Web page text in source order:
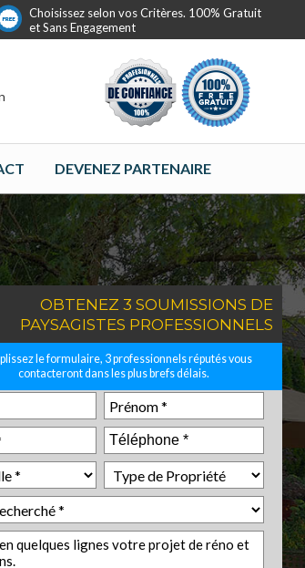
Choisissez selon vos Critères. 100% Gratuit
et Sans Engagement
DEVENEZ PARTENAIRE
OBTENEZ 3 SOUMISSIONS DE
PAYSAGISTES PROFESSIONNELS
le formulaire, 3 professionnels réputés vous
contacteront dans les plus brefs délais.